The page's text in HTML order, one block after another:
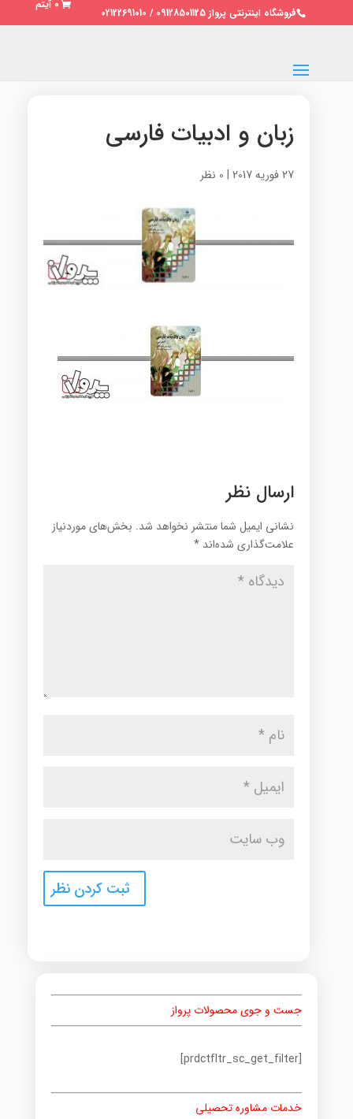
فروشگاه اینترنتی پرواز 09128501125 / 02122691010
0 آیتم
زبان و ادبیات فارسی
27 فوریه 2017 | 0 نظر
ارسال نظر
نشانی ایمیل شما منتشر نخواهد شد. بخش‌های موردنیاز
علامت‌گذاری شده‌اند *
جست و جوی محصولات پرواز
[prdctfltr_sc_get_filter]
خدمات مشاوره تحصیلی